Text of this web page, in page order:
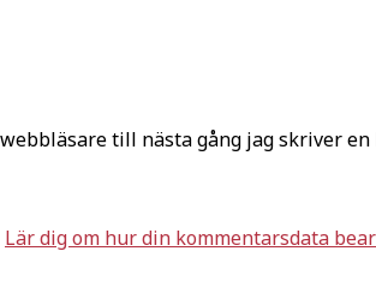
till nästa gång jag skriver en
Lär dig om hur din kommentarsdata